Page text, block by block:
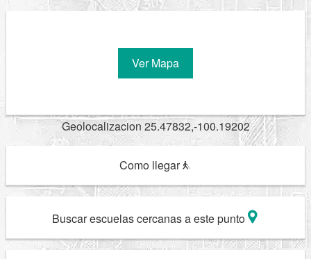
Ver Mapa
Geolocalizacion 25.47832,-100.19202
Como llegar
Buscar escuelas cercanas a este punto